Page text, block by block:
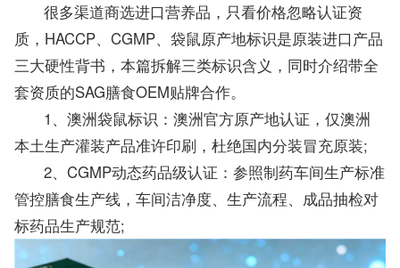
很多渠道商选进口营养品，只看价格忽略认证资
质，HACCP、CGMP、袋鼠原产地标识是原装进口产品
三大硬性背书，本篇拆解三类标识含义，同时介绍带全
套资质的SAG膳食OEM贴牌合作。
1、澳洲袋鼠标识：澳洲官方原产地认证，仅澳洲
本土生产灌装产品准许印刷，杜绝国内分装冒充原装;
2、CGMP动态药品级认证：参照制药车间生产标准
管控膳食生产线，车间洁净度、生产流程、成品抽检对
标药品生产规范;